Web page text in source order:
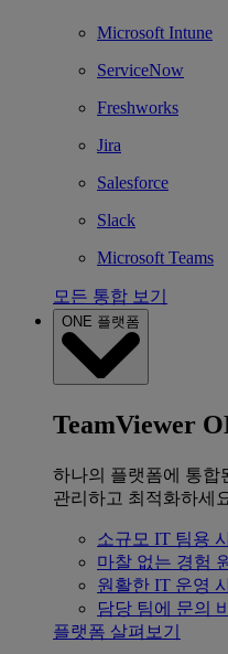
Microsoft Intune
ServiceNow
Freshworks
Jira
Salesforce
Slack
Microsoft Teams
모든 통합 보기
ONE 플랫폼
TeamViewer
하나의 플랫폼에 통합
관리하고 최적화하세
소규모 IT 팀용
마찰 없는 경험
원활한 IT 운영
담당 팀에 문의
플랫폼 살펴보기